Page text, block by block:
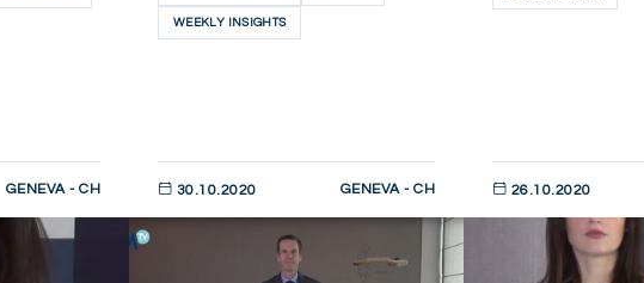
GENEVA - CH
WEEKLY INSIGHTS
30.10.2020 GENEVA - CH
DESCUBRIR AHORA
26.10.2020
DESCUBRIR AHORA